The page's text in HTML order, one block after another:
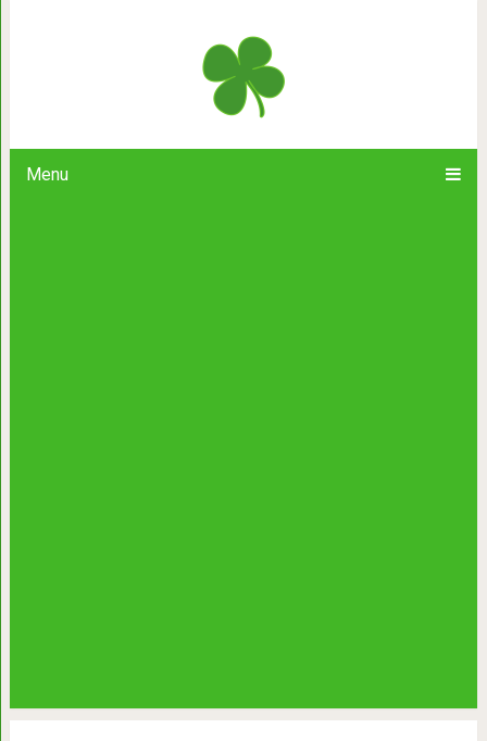
Menu
Был у нас в офисе парень, был